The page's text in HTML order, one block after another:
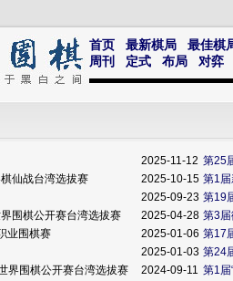
首页 最新棋局
最佳棋
周刊
定式 布局 对弈
2025-11-12 第25
仙战台湾选拔赛 2025-10-15 第1
2025-09-23 第19
围棋公开赛台湾选拔赛 2025-04-28 第3
业围棋赛 2025-01-06 第17
2025-01-03 第24
界围棋公开赛台湾选拔赛 2024-09-11 第1届